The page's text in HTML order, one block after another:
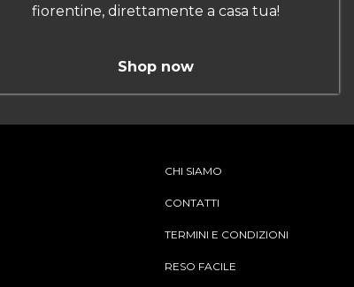
fiorentine, direttamente a casa tua!
Shop now
CHI SIAMO
CONTATTI
TERMINI E CONDIZIONI
RESO FACILE